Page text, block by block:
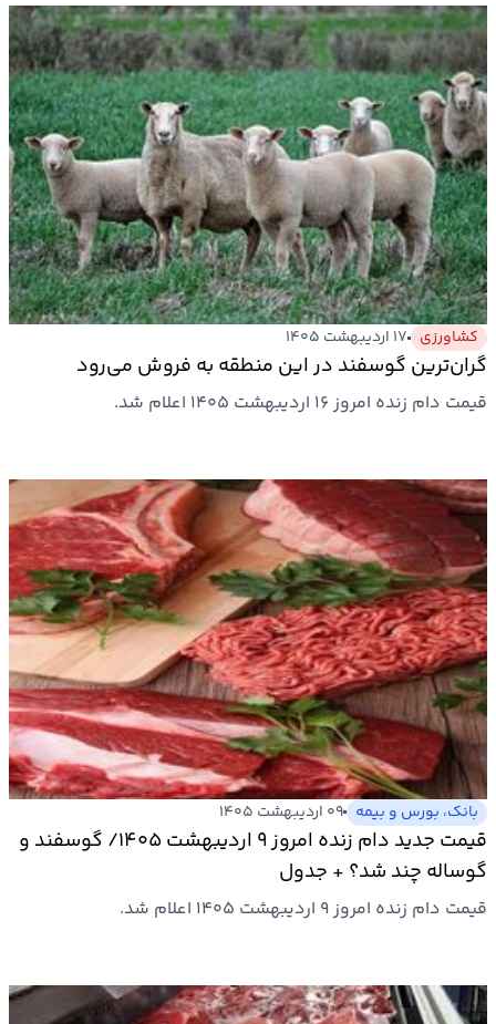
راه
و
مسکن
اقتصاد
ایران
ارتباطات
خودرو
عمومی
نوتیف
کشاورزی ۱۷ اردیبهشت ۱۴۰۵
گران‌ترین گوسفند در این منطقه به فروش می‌رود
قیمت دام زنده امروز ۱۶ اردیبهشت ۱۴۰۵ اعلام شد.
بانک، بورس و بیمه ۰۹ اردیبهشت ۱۴۰۵
قیمت جدید دام زنده امروز ۹ اردیبهشت ۱۴۰۵/ گوسفند و
گوساله چند شد؟ + جدول
قیمت دام زنده امروز ۹ اردیبهشت ۱۴۰۵ اعلام شد.